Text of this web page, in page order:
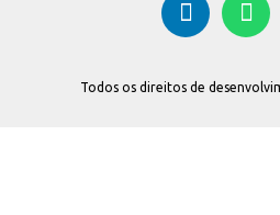
Todos os direitos de